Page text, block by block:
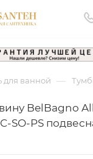
для ванной —
BelBagno
SO-PS